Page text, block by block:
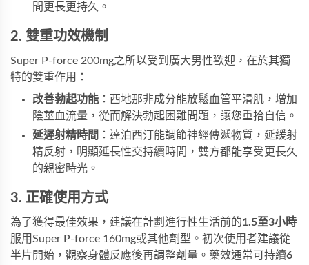
間更長更持久。
2. 雙重功效機制
Super P-force 200mg之所以受到廣大男性歡迎，在於其獨
特的雙重作用：
改善勃起功能 ：西地那非成分能放鬆血管平滑肌，增加
陰莖血流量，從而解決勃起困難問題，讓您重拾自信。
延遲射精時間 ：達泊西汀能調節神經傳遞物質，延緩射
精反射，明顯延長性交持續時間，雙方都能享受更長久
的親密時光。
3. 正確使用方式
為了獲得最佳效果，建議在計劃進行性生活前的1.5至3小時
服用Super P-force 160mg或其他劑型。初次使用者建議從
半片開始，觀察身體反應後再調整劑量。藥效通常可持續6